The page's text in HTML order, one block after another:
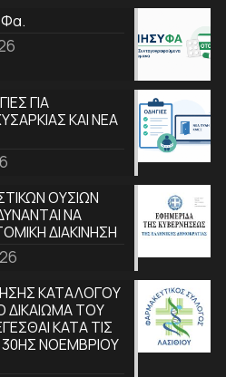
ΓΙΑ
ΚΑΙ ΝΕΑ
ΟΥΣΙΩΝ
ΝΑ
ΔΙΑΚΙΝΗΣΗ
ΚΑΤΑΛΟΓΟΥ
ΤΟΥ
ΚΑΤΑ ΤΙΣ
30ΗΣ ΝΟΕΜΒΡΙΟΥ